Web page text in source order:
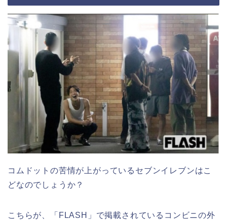
コムドットの苦情が上がっているセブンイレブンはこ
どなのでしょうか？
こちらが、「FLASH」で掲載されているコンビニの外